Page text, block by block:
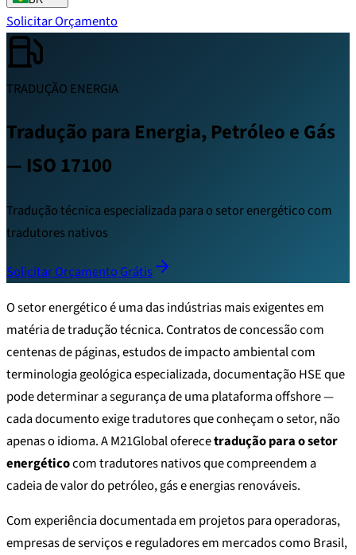
Solicitar Orçamento
TRADUÇÃO ENERGIA
Tradução para Energia, Petróleo e Gás
— ISO 17100
Tradução técnica especializada para o setor energético com
tradutores nativos
Solicitar Orçamento Grátis
O setor energético é uma das indústrias mais exigentes em
matéria de tradução técnica. Contratos de concessão com
centenas de páginas, estudos de impacto ambiental com
terminologia geológica especializada, documentação HSE que
pode determinar a segurança de uma plataforma offshore —
cada documento exige tradutores que conheçam o setor, não
apenas o idioma. A M21Global oferecetradução para o setor
energéticocom tradutores nativos que compreendem a
cadeia de valor do petróleo, gás e energias renováveis.
Com experiência documentada em projetos para operadoras,
empresas de serviços e reguladores em mercados como Brasil,